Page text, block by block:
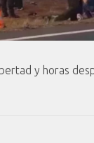
y horas